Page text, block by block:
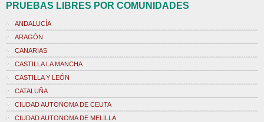
PRUEBAS LIBRES POR COMUNIDADES
ANDALUCÍA
ARAGÓN
CANARIAS
CASTILLA LA MANCHA
CASTILLA Y LEÓN
CATALUÑA
CIUDAD AUTONOMA DE CEUTA
CIUDAD AUTONOMA DE MELILLA